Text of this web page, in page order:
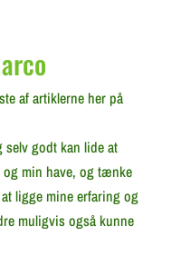
af artiklerne her på
selv godt kan lide at
min have, og tænke
ligge mine erfaring og
muligvis også kunne